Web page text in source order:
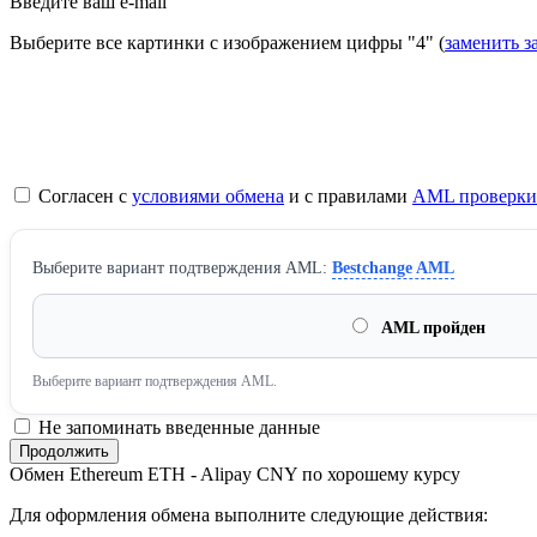
Выберите все картинки с изображением цифры "4" (заменить
Согласен с условиями обмена и с правилами AML проверки
Выберите вариант подтверждения AML: Bestchange AML
AML пройден
Выберите вариант подтверждения AML.
Не запоминать введенные данные
Обмен Ethereum ETH - Alipay CNY по хорошему курсу
Для оформления обмена выполните следующие действия: